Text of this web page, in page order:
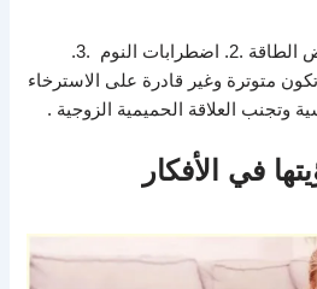
التعب الشديد ، و انخفاض الطاقة .2. اضطرابات النوم .3.
في الأفكار